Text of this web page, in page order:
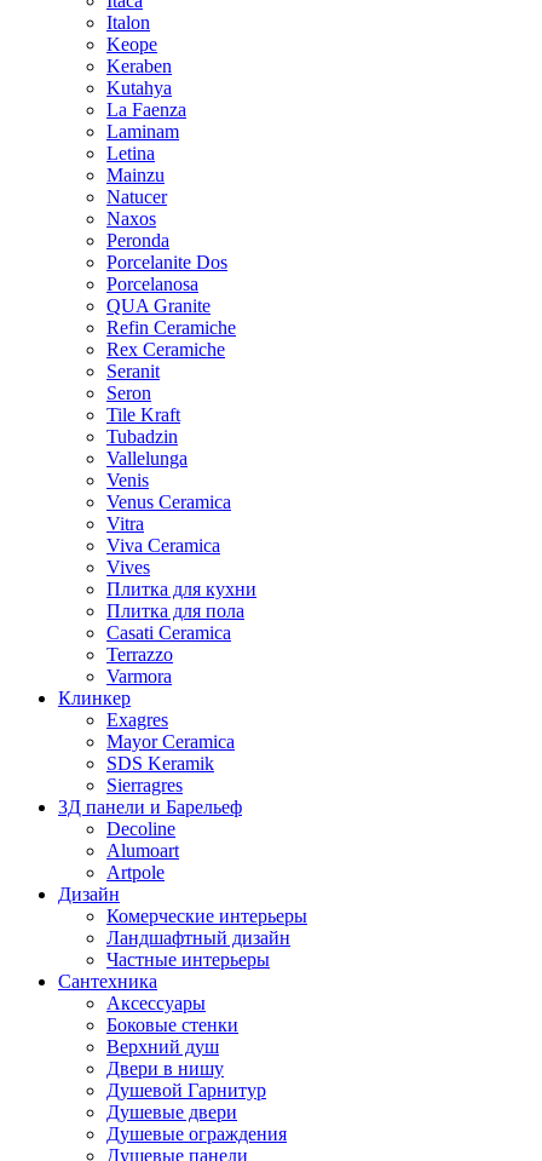
Italon
Keope
Keraben
Kutahya
La Faenza
Laminam
Letina
Mainzu
Natucer
Naxos
Peronda
Porcelanite Dos
Porcelanosa
QUA Granite
Refin Ceramiche
Rex Ceramiche
Seranit
Seron
Tile Kraft
Tubadzin
Vallelunga
Venis
Venus Ceramica
Vitra
Viva Ceramica
Vives
Плитка для кухни
Плитка для пола
Casati Ceramica
Terrazzo
Varmora
Клинкер
Exagres
Mayor Ceramica
SDS Keramik
Sierragres
3Д панели и Барельеф
Decoline
Alumoart
Artpole
Дизайн
Комерческие интерьеры
Ландшафтный дизайн
Частные интерьеры
Сантехника
Аксессуары
Боковые стенки
Верхний душ
Двери в нишу
Душевой Гарнитур
Душевые двери
Душевые ограждения
Душевые панели